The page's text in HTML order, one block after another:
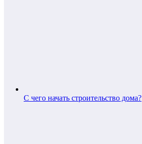
С чего начать строительство дома?